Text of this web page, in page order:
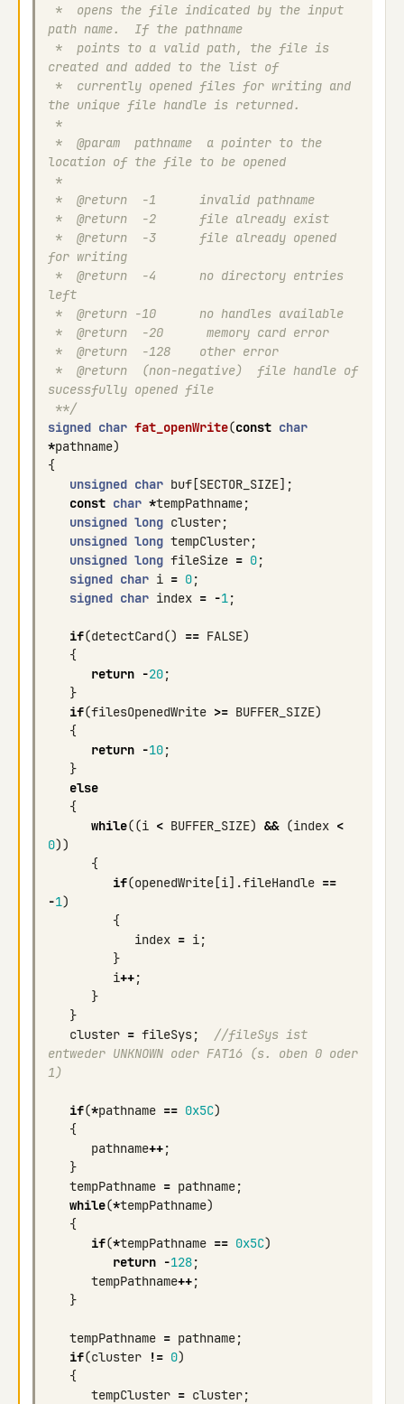
path name.  If the pathname
created and added to the list of
the unique file handle is returned.
*
location of the file to be opened
*
*  @return  -1      invalid pathname
*  @return  -2      file already exist
for writing
left
*  @return -10      no handles available
*  @return  -20      memory card error
*  @return  -128    other error
sucessfully opened file
**/
signed char fat_openWrite(const char
*pathname)
{
unsigned char buf [SECTOR_SIZE];
const char *tempPathname;
unsigned long cluster;
unsigned long tempCluster;
unsigned long fileSize = 0;
signed char i = 0;
signed char index = -1;
if(detectCard() == FALSE)
{
return -20;
}
if(filesOpenedWrite >= BUFFER_SIZE)
{
return -10;
}
else
{
while((i < BUFFER_SIZE) && (index <
0))
{
if(openedWrite [i].fileHandle ==
-1)
{
index = i;
}
i++;
}
}
cluster = fileSys;
//fileSys ist
entweder UNKNOWN oder FAT16 (s. oben 0 oder
1)
if(*pathname == 0x5C)
{
pathname++;
}
tempPathname = pathname;
while(*tempPathname)
{
if(*tempPathname == 0x5C)
return -128;
tempPathname++;
}
tempPathname = pathname;
if(cluster != 0)
{
tempCluster = cluster;